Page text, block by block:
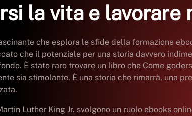
la vita e lavorare
che esplora le sfide della formazione
che il potenziale per una storia davvero
È stato raro trovare un libro che Come
sia stimolante. È una storia che rimarrà, una
Luther King Jr. svolgono un ruolo ebooks